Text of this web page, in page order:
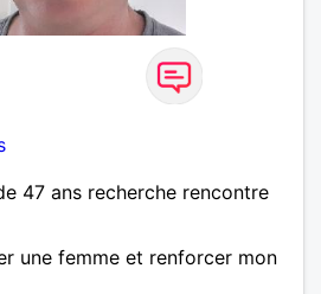
47 ans recherche rencontre
une femme et renforcer mon